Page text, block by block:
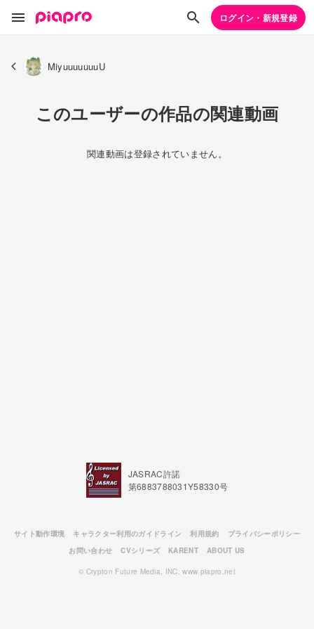
ログイン・新規登録
MiyuuuuuuuU
このユーザーの作品の関連動画
関連動画は登録されていません。
JASRAC許諾
第6883788031Y58330号
サイト動作環境 キャラクター利用のガイドライン 利用規約
プライバシーポリシー
お問い合わせ
CVシリーズ KARENT ABOUT US
© Crypton Future Media, INC. www.piapro.net